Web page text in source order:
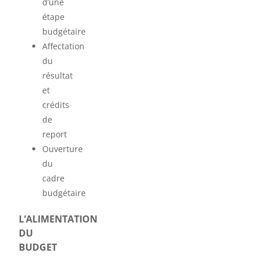
étape
budgétaire
Affectation
du
résultat
et
crédits
de
report
Ouverture
du
cadre
budgétaire
L’ALIMENTATION
DU
BUDGET